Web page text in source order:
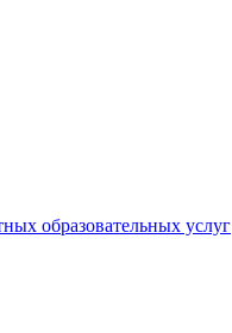
образовательных услуг